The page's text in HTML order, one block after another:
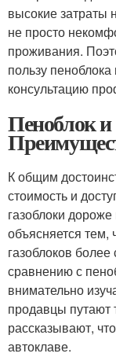
высокие затраты
не просто
проживания.
пользу
консультацию
Пеноблок
К общим
стоимость и
газоблоки
объясняется тем,
газоблоков
сравнению с
внимательно
продавцы путают
рассказывают,
автоклаве.